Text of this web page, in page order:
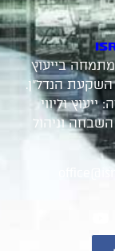
בייעוץ
השקעת הנדל"ן.
וליווי
וניהול